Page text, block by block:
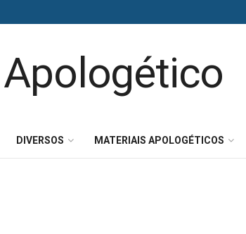
DIVERSOS MATERIAIS APOLOGÉTICOS